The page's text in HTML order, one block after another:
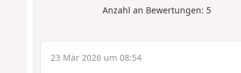
Anzahl an Bewertungen: 5
23 Mär 2026 um 08:54